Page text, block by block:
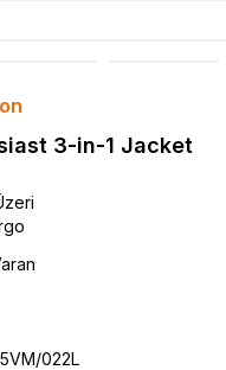
3-in-1 Jacket
022L